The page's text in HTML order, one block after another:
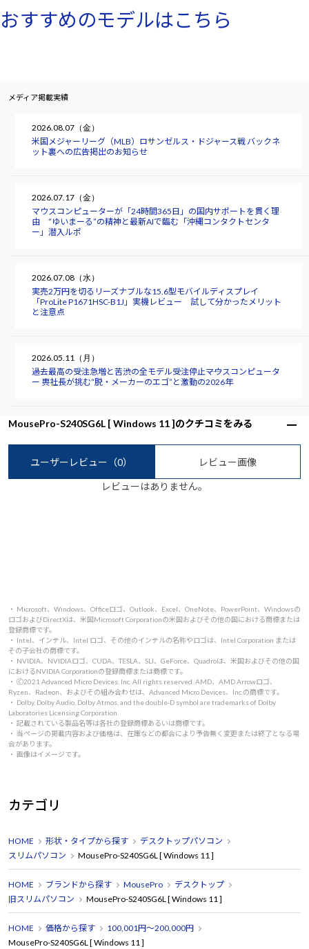
おすすめのモデルはこちら
メディア掲載実績
2026.08.07（金）
米国メジャーリーグ（MLB）ロサンゼルス・ドジャース戦 バックネ
ット裏への広告掲出のお知らせ
2026.07.17（金）
マウスコンピューターが「24時間365日」の国内サポートを貫く理
由 “ゆいまーる”の精神と最新AIで臨む「沖縄コンタクトセンタ
ー」潜入ルポ
2026.07.08（水）
実売2万円を切るリーズナブルな15.6型モバイルディスプレイ
「ProLite P1671HSC-B1J」実機レビュー 試して分かったメリット
と注意点
2026.05.11（月）
過去最高の受注急増と苦渋の全モデル受注停止――マウスコンピュータ
ー 軣社長が挑む“脱・メーカーのエゴ”と激動の2026年
MousePro-S240SG6L [ Windows 11 ]のクチコミをみる
ユーザーレビュー （0） レビュー画像
レビューはありません。
・ Microsoft、Windows、Officeロゴ、Outlook、Excel、OneNote、PowerPoint、Windowsの
ロゴおよびDirectXは、米国Microsoft Corporationの米国およびその他の国における商標または
登録商標です。
・ Intel、インテル、Intel ロゴ、その他のインテルの名称やロゴは、Intel Corporation または
その子会社の商標です。
・ NVIDIA、NVIDIAロゴ、CUDA、TESLA、SLI、GeForce、Quadroは、米国およびその他の国
におけるNVIDIA Corporationの登録商標または商標です。
・ 🄫2021 Advanced Micro Devices, Inc. All rights reserved. AMD、AMD Arrowロゴ、
Ryzen、Radeon、およびその組み合わせは、Advanced Micro Devices、Inc.の商標です。
・ Dolby, Dolby Audio, Dolby Atmos, and the double-D symbol are trademarks of Dolby
Laboratories Licensing Corporation.
・ 記載されている製品名等は各社の登録商標あるいは商標です。
・ 当ページの掲載内容および価格は、在庫などの都合により予告無く変更または終了となる場
合があります。
・ 画像はイメージです。
カテゴリ
HOME 形状・タイプから探す
デスクトップパソコン
スリムパソコン
MousePro-S240SG6L [ Windows 11 ]
HOME ブランドから探す MousePro
デスクトップ
旧スリムパソコン
MousePro-S240SG6L [ Windows 11 ]
HOME 価格から探す
100,001円～200,000円
MousePro-S240SG6L [ Windows 11 ]